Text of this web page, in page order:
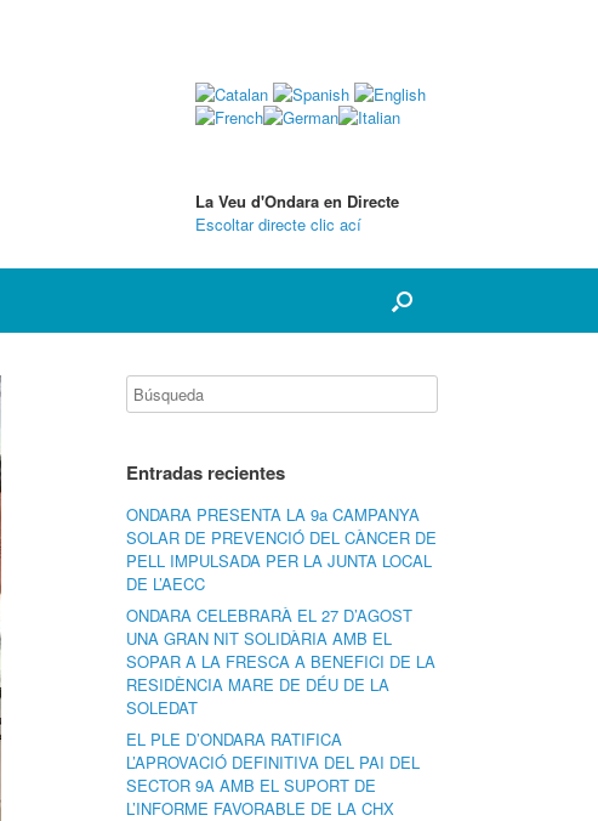
La Veu d'Ondara en Directe
Escoltar directe clic ací
Entradas recientes
ONDARA PRESENTA LA 9a CAMPANYA
SOLAR DE PREVENCIÓ DEL CÀNCER DE
PELL IMPULSADA PER LA JUNTA LOCAL
DE L’AECC
ONDARA CELEBRARÀ EL 27 D’AGOST
UNA GRAN NIT SOLIDÀRIA AMB EL
SOPAR A LA FRESCA A BENEFICI DE LA
RESIDÈNCIA MARE DE DÉU DE LA
SOLEDAT
EL PLE D’ONDARA RATIFICA
L’APROVACIÓ DEFINITIVA DEL PAI DEL
SECTOR 9A AMB EL SUPORT DE
L’INFORME FAVORABLE DE LA CHX